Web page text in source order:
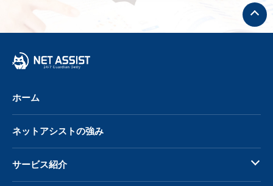
ト
ッ
プ
へ
ホーム
ネットアシストの強み
サービス紹介